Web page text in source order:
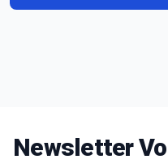
Newsletter